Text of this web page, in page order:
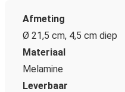
Afmeting
Ø 21,5 cm, 4,5 cm diep
Materiaal
Melamine
Leverbaar